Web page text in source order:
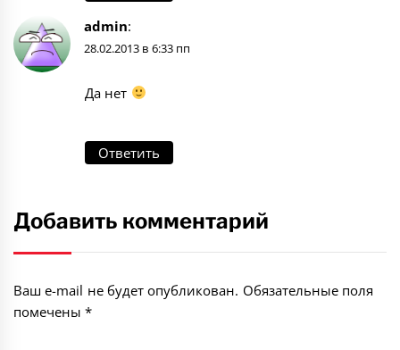
admin:
28.02.2013 в 6:33 пп
Да нет
Ответить
Добавить комментарий
Ваш e-mail не будет опубликован. Обязательные поля
помечены*